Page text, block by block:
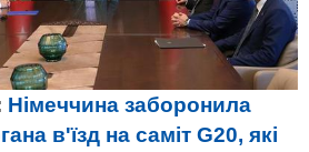
Німеччина заборонила
в'їзд на саміт G20, які